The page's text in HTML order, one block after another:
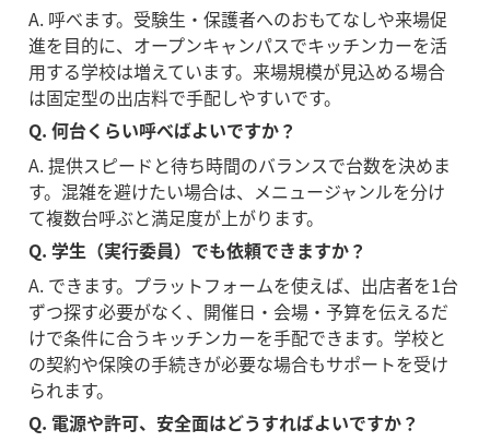
A. 呼べます。受験生・保護者へのおもてなしや来場促
進を目的に、オープンキャンパスでキッチンカーを活
用する学校は増えています。来場規模が見込める場合
は固定型の出店料で手配しやすいです。
Q. 何台くらい呼べばよいですか？
A. 提供スピードと待ち時間のバランスで台数を決めま
す。混雑を避けたい場合は、メニュージャンルを分け
て複数台呼ぶと満足度が上がります。
Q. 学生（実行委員）でも依頼できますか？
A. できます。プラットフォームを使えば、出店者を1台
ずつ探す必要がなく、開催日・会場・予算を伝えるだ
けで条件に合うキッチンカーを手配できます。学校と
の契約や保険の手続きが必要な場合もサポートを受け
られます。
Q. 電源や許可、安全面はどうすればよいですか？